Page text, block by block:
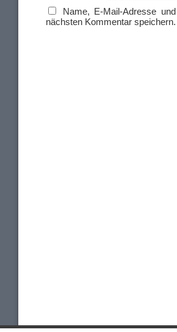
Name, E-Mail-Adresse
nächsten Kommentar speichern.